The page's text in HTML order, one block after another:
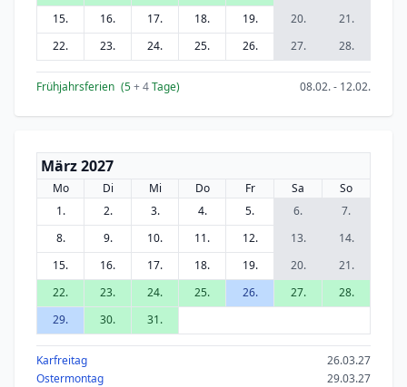
15.
16. 17. 18. 19. 20.
21.
22.
23. 24. 25. 26. 27. 28.
Frühjahrsferien (5+ 4Tage) 08.02. - 12.02.
März 2027
Mo Di Mi Do Fr Sa
So
1.
2. 3. 4. 5. 6.
7.
8.
9. 10. 11. 12. 13.
14.
15.
16. 17. 18. 19. 20.
21.
22.
23. 24. 25. 26. 27.
28.
29.
30. 31.
Karfreitag
26.03.27
Ostermontag
29.03.27